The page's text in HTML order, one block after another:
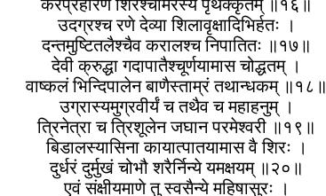
करप्रहारेण शिरश्‍चामरस्य पृथक्कृतम् ॥१६॥
उदग्रश्‍च रणे देव्या शिलावृक्षादिभिर्हतः ।
दन्तमुष्टितलैश्‍चैव करालश्‍च निपातितः ॥१७॥
देवी क्रुद्धा गदापातैश्‍चूर्णयामास चोद्धतम् ।
वाष्कलं भिन्दिपालेन बाणैस्ताम्रं तथान्धकम् ॥१८॥
उग्रास्यमुग्रवीर्यं च तथैव च महाहनुम् ।
त्रिनेत्रा च त्रिशूलेन जघान परमेश्वरी ॥१९॥
बिडालस्यासिना कायात्पातयामास वै शिरः ।
दुर्धरं दुर्मुखं चोभौ शरैर्निन्ये यमक्षयम् ॥२०॥
एवं संक्षीयमाणे तु स्वसैन्ये महिषासुरः ।